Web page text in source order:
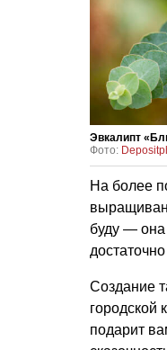
Эвкалипт
Фото:
На более
буду —
Создание
городской
подарит